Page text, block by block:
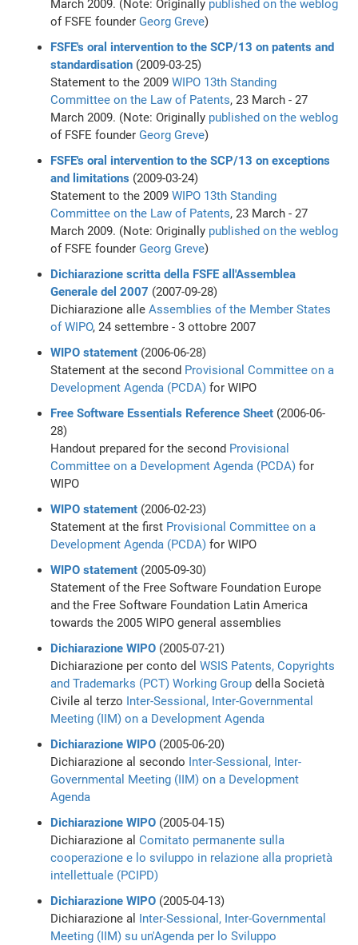
March 2009. (Note: Originally published on the weblog
of FSFE founder Georg Greve)
FSFE's oral intervention to the SCP/13 on patents and
standardisation (2009-03-25)
Statement to the 2009WIPO 13th Standing
Committee on the Law of Patents, 23 March - 27
March 2009. (Note: Originally published on the weblog
of FSFE founder Georg Greve)
FSFE's oral intervention to the SCP/13 on exceptions
and limitations (2009-03-24)
Statement to the 2009WIPO 13th Standing
Committee on the Law of Patents, 23 March - 27
March 2009. (Note: Originally published on the weblog
of FSFE founder Georg Greve)
Dichiarazione scritta della FSFE all'Assemblea
Generale del 2007 (2007-09-28)
Dichiarazione alleAssemblies of the Member States
of WIPO, 24 settembre - 3 ottobre 2007
WIPO statement (2006-06-28)
Statement at the second Provisional Committee on a
Development Agenda (PCDA) for WIPO
Free Software Essentials Reference Sheet (2006-06-
28)
Handout prepared for the second Provisional
Committee on a Development Agenda (PCDA) for
WIPO
WIPO statement (2006-02-23)
Statement at the first Provisional Committee on a
Development Agenda (PCDA) for WIPO
WIPO statement (2005-09-30)
Statement of the Free Software Foundation Europe
and the Free Software Foundation Latin America
towards the 2005 WIPO general assemblies
Dichiarazione WIPO (2005-07-21)
Dichiarazione per conto delWSIS Patents, Copyrights
and Trademarks (PCT) Working Group della Società
Civile al terzo Inter-Sessional, Inter-Governmental
Meeting (IIM) on a Development Agenda
Dichiarazione WIPO (2005-06-20)
Dichiarazione al secondo Inter-Sessional, Inter-
Governmental Meeting (IIM) on a Development
Agenda
Dichiarazione WIPO (2005-04-15)
Dichiarazione alComitato permanente sulla
cooperazione e lo sviluppo in relazione alla proprietà
intellettuale (PCIPD)
Dichiarazione WIPO (2005-04-13)
Dichiarazione al
Inter-Sessional, Inter-Governmental
Meeting (IIM) su un'Agenda per lo Sviluppo